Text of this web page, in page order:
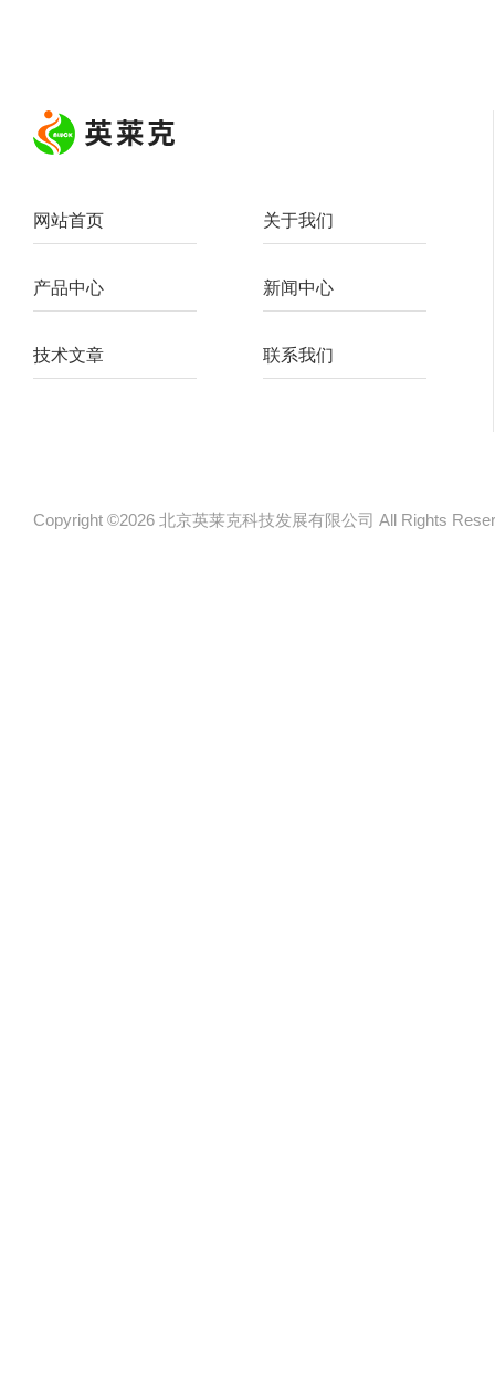
网站首页 关于我们
产品中心 新闻中心
技术文章 联系我们
Copyright ©2026 北京英莱克科技发展有限公司 All Rights